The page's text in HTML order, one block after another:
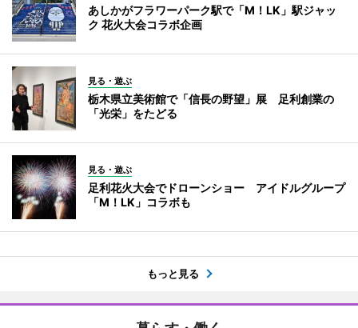
あしかがフラワーパーク駅で「M！LK」駅ジャッ
ク 花火大会コラボ企画
見る・遊ぶ
栃木県立美術館で「信長の野望」展 足利創業の
「光栄」をたどる
見る・遊ぶ
足利花火大会でドローンショー アイドルグループ
「M！LK」コラボも
もっと見る